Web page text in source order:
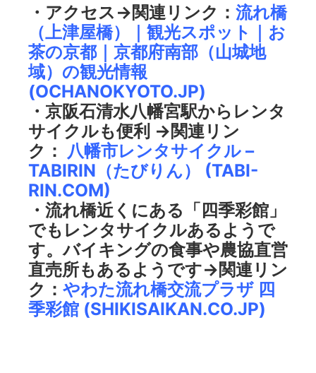
・アクセス→関連リンク： 流れ橋
（上津屋橋）｜観光スポット｜お
茶の京都｜京都府南部（山城地
域）の観光情報
(OCHANOKYOTO.JP)
・京阪石清水八幡宮駅からレンタ
サイクルも便利 →関連リン
ク： 八幡市レンタサイクル –
TABIRIN（たびりん） (TABI-
RIN.COM)
・流れ橋近くにある「四季彩館」
でもレンタサイクルあるようで
す。バイキングの食事や農協直営
直売所もあるようです→関連リン
ク： やわた流れ橋交流プラザ 四
季彩館 (SHIKISAIKAN.CO.JP)